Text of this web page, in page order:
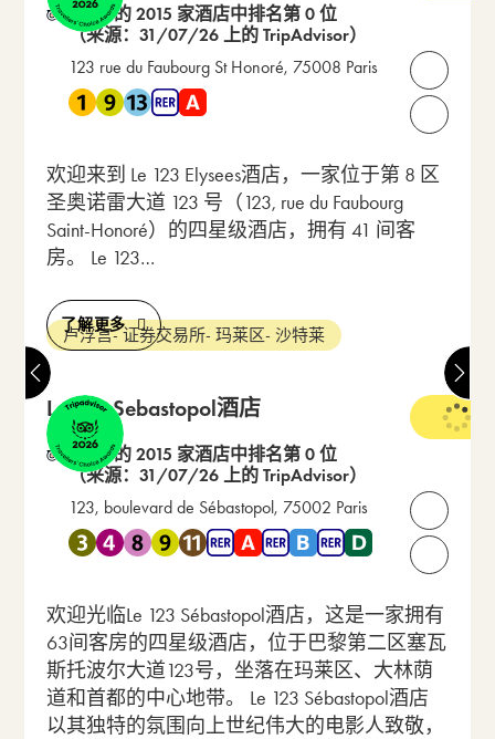
在 16 的 2015 家酒店中排名第 0 位
（来源：31/07/26 上的 TripAdvisor）
123 rue du Faubourg St Honoré, 75008 Paris
靠近 地铁 1 , 地铁 9 , 地铁 13 , RER A
打开联
请致电
欢迎来到 Le 123 Elysees酒店，一家位于第 8 区
圣奥诺雷大道 123 号（123, rue du Faubourg
Saint-Honoré）的四星级酒店，拥有 41 间客
房。 Le 123…
了解更多
卢浮宫- 证券交易所- 玛莱区- 沙特莱
Le 123 Sebastopol酒店
4 星级
在 10 的 2015 家酒店中排名第 0 位
（来源：31/07/26 上的 TripAdvisor）
123, boulevard de Sébastopol, 75002 Paris
靠近 地铁 3 , 地铁 4 , 地铁 8 , 地铁 9 , 地铁 11 , RER A ,
打开联
请致电
欢迎光临Le 123 Sébastopol酒店，这是一家拥有
63间客房的四星级酒店，位于巴黎第二区塞瓦
斯托波尔大道123号，坐落在玛莱区、大林荫
道和首都的中心地带。 Le 123 Sébastopol酒店
以其独特的氛围向上世纪伟大的电影人致敬，